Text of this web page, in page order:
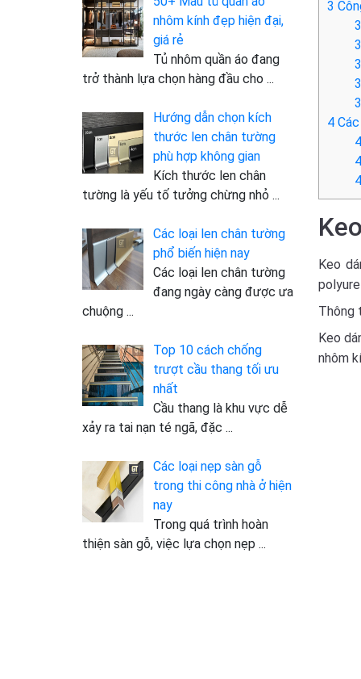
nhôm kính đẹp hiện đại,
giá rẻ
Tủ nhôm quần áo đang
trở thành lựa chọn hàng đầu cho ...
Hướng dẫn chọn kích
thước len chân tường
phù hợp không gian
Kích thước len chân
tường là yếu tố tưởng chừng nhỏ ...
Các loại len chân tường
phổ biến hiện nay
Các loại len chân tường
đang ngày càng được ưa
chuộng ...
Top 10 cách chống
trượt cầu thang tối ưu
nhất
Cầu thang là khu vực dễ
xảy ra tai nạn té ngã, đặc ...
Các loại nẹp sàn gỗ
trong thi công nhà ở hiện
nay
Trong quá trình hoàn
thiện sàn gỗ, việc lựa chọn nẹp ...
3
4Các
Keo
Thông
Keo
nhôm